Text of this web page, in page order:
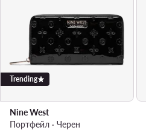
Trending
Nine West
Портфейл · Черен